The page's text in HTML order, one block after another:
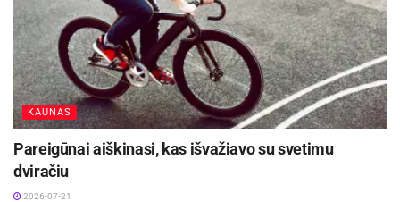
Žymos: Elektrėnai Sukčiai
KAUNAS
Pareigūnai aiškinasi, kas išvažiavo su svetimu
dviračiu
2026-07-21